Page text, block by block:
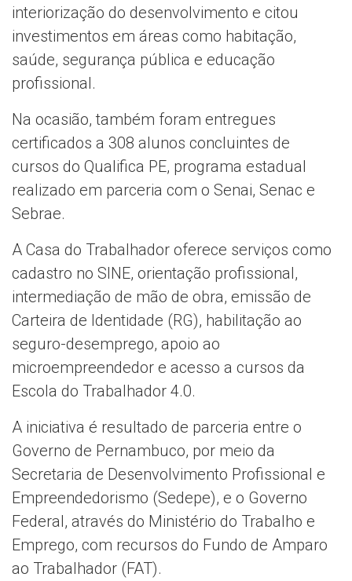
interiorização do desenvolvimento e citou
investimentos em áreas como habitação,
saúde, segurança pública e educação
profissional.
Na ocasião, também foram entregues
certificados a 308 alunos concluintes de
cursos do Qualifica PE, programa estadual
realizado em parceria com o Senai, Senac e
Sebrae.
A Casa do Trabalhador oferece serviços como
cadastro no SINE, orientação profissional,
intermediação de mão de obra, emissão de
Carteira de Identidade (RG), habilitação ao
seguro-desemprego, apoio ao
microempreendedor e acesso a cursos da
Escola do Trabalhador 4.0.
A iniciativa é resultado de parceria entre o
Governo de Pernambuco, por meio da
Secretaria de Desenvolvimento Profissional e
Empreendedorismo (Sedepe), e o Governo
Federal, através do Ministério do Trabalho e
Emprego, com recursos do Fundo de Amparo
ao Trabalhador (FAT).